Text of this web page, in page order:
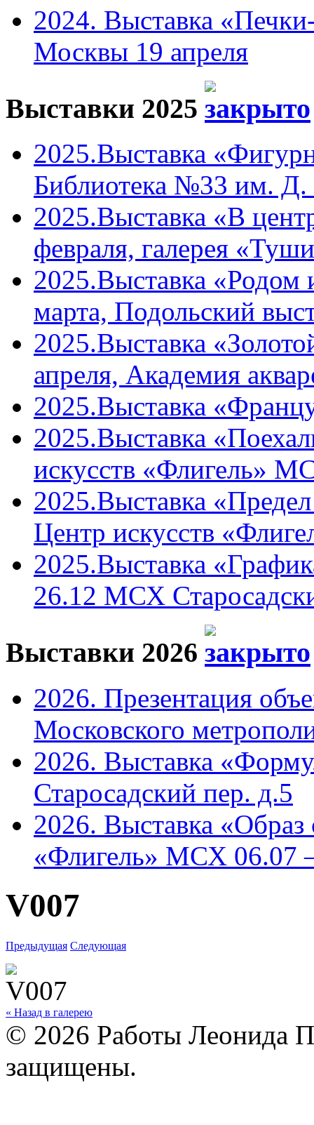
2024. Выставка
Москвы 19 апреля
Выставки 2025
2025.Выставка
Библиотека №33 им.
2025.Выставка «В
февраля, галерея
2025.Выставка
марта, Подольский
2025.Выставка
апреля, Академия
2025.Выставка
2025.Выставка
искусств «Флигель»
2025.Выставка
Центр искусств
2025.Выставка
26.12 МСХ
Выставки 2026
2026. Презентация
Московского
2026. Выставка
Старосадский пер. д.5
2026. Выставка «Образ
«Флигель» МСХ 06.07
V007
Предыдущая Следующая
« Назад в галерею
© 2026 Работы Леонида
защищены.